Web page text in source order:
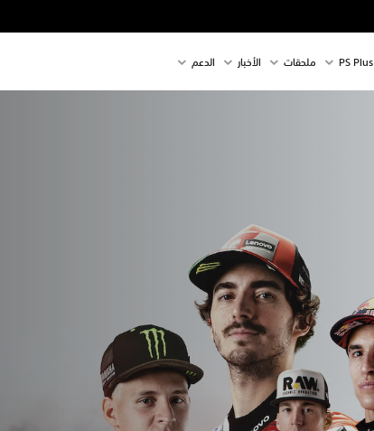
PS Plus ملحقات الأخبار الدعم